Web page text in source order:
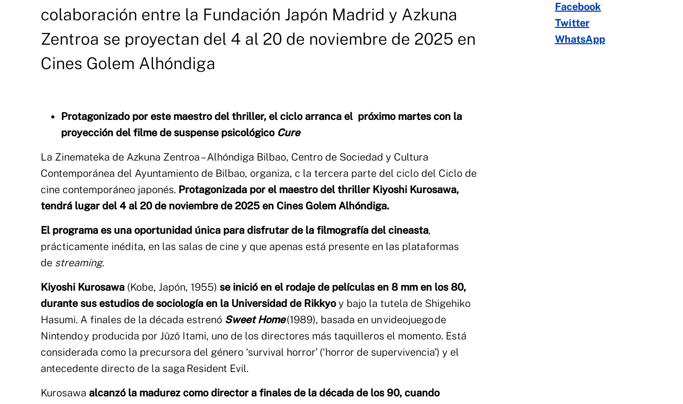
colaboración entre la Fundación Japón Madrid y Azkuna
Zentroa se proyectan del 4 al 20 de noviembre de 2025 en
Cines Golem Alhóndiga
Protagonizado por este maestro del thriller, el ciclo arranca el próximo martes con la
proyección del filme de suspense psicológico Cure
La Zinemateka de Azkuna Zentroa – Alhóndiga Bilbao, Centro de Sociedad y Cultura
Contemporánea del Ayuntamiento de Bilbao, organiza, c la tercera parte del ciclo del Ciclo de
cine contemporáneo japonés. Protagonizada por el maestro del thriller Kiyoshi Kurosawa,
tendrá lugar del 4 al 20 de noviembre de 2025 en Cines Golem Alhóndiga.
El programa es una oportunidad única para disfrutar de la filmografía del cineasta,
prácticamente inédita, en las salas de cine y que apenas está presente en las plataformas
de streaming.
Kiyoshi Kurosawa (Kobe, Japón, 1955) se inició en el rodaje de películas en 8 mm en los 80,
durante sus estudios de sociología en la Universidad de Rikkyoy bajo la tutela de Shigehiko
Hasumi. A finales de la década estrenó Sweet Home(1989), basada en un videojuego de
Nintendo y producida por Jûzô Itami, uno de los directores más taquilleros el momento. Está
considerada como la precursora del género ‘survival horror’ (‘horror de supervivencia’) y el
antecedente directo de la saga Resident Evil.
Kurosawa alcanzó la madurez como director a finales de la década de los 90, cuando
Facebook
Twitter
WhatsApp